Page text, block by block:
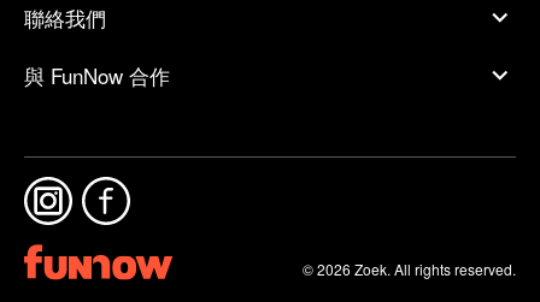
聯絡我們
與 FunNow 合作
© 2026 Zoek. All rights reserved.